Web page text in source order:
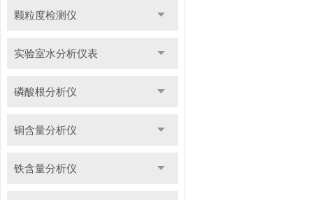
颗粒度检测仪
实验室水分析仪表
磷酸根分析仪
铜含量分析仪
铁含量分析仪